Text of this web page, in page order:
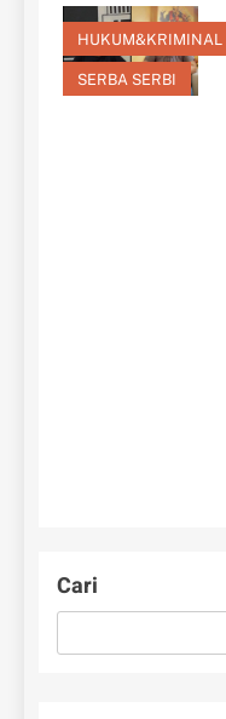
HUKUM&KRIMINAL
SERBA SERBI
Cari